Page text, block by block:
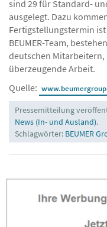
Der Lieferumfang
sind 29 für Standard-
ausgelegt. Dazu
Fertigstellungstermin ist
BEUMER-Team,
deutschen Mitarbeitern,
überzeugende Arbeit.
Quelle:
Pressemitteilung
News (In- und Ausland).